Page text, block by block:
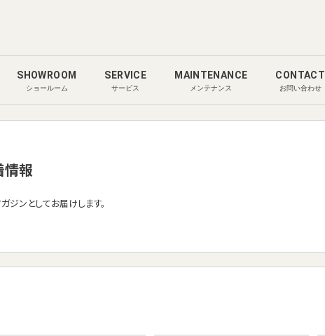
SHOWROOM
ショールーム
SERVICE
サービス
MAINTENANCE
メンテナンス
CONTACT
お問い合わせ
情報
ジンとしてお届けします。